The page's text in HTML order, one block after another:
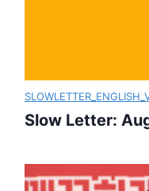
Slow Letter: